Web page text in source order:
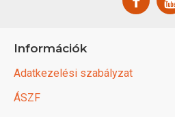
Információk
Adatkezelési szabályzat
ÁSZF